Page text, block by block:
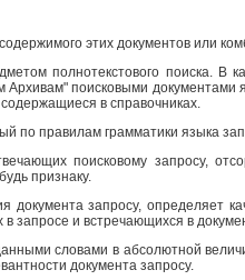
этих документов или
полнотекстового поиска. В
Архивам" поисковыми
в справочниках.
по правилам грамматики языка
поисковому запросу,
признаку.
документа запросу, определяет
запросе и встречающихся в
словами в абсолютной
документа запросу.